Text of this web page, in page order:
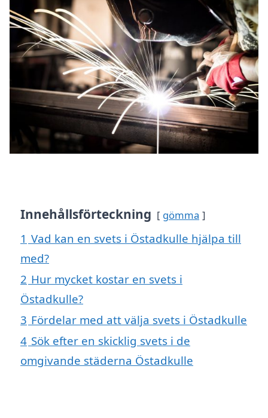
Innehållsförteckning gömma
1 Vad kan en svets i Östadkulle hjälpa till
med?
2 Hur mycket kostar en svets i
Östadkulle?
3 Fördelar med att välja svets i Östadkulle
4 Sök efter en skicklig svets i de
omgivande städerna Östadkulle